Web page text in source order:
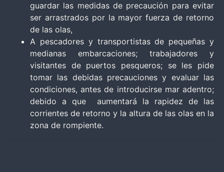
guardar las medidas de precaución para evitar
ser arrastrados por la mayor fuerza de retorno
de las olas,
A pescadores y transportistas de pequeñas y
medianas embarcaciones; trabajadores y
visitantes de puertos pesqueros; se les pide
tomar las debidas precauciones y evaluar las
condiciones, antes de introducirse mar adentro;
debido a que aumentará la rapidez de las
corrientes de retorno y la altura de las olas en la
zona de rompiente.